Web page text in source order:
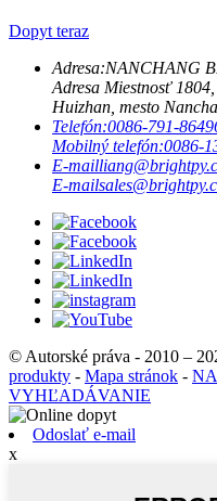
Dopyt teraz
Adresa:NANCHANG
Adresa Miestnosť
Huizhan, mesto
Telefón:0086-791-
Mobilný telefón:0086-
E-mail
E-mail
© Autorské práva - 2010 –
produkty - Mapa stránok -
VYHĽADÁVANIE
Odoslať e-mail
x